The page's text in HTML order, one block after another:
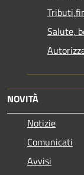
Salute,
NOVITÀ
Notizie
Comunicati
Avvisi